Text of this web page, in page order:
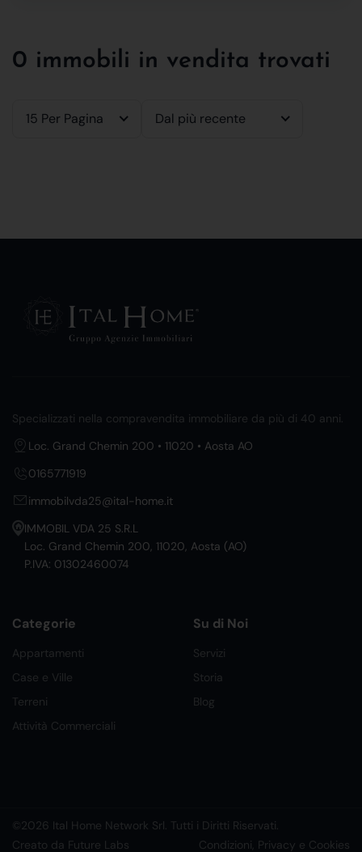
0 immobili in vendita trovati
15 Per Pagina Dal più recente
Specializzati nella compravendita immobiliare da più di 40 anni.
Loc. Grand Chemin 200 • 11020 • Aosta AO
0165771919
immobilvda25@ital-home.it
IMMOBIL VDA 25 S.R.L
Loc. Grand Chemin 200, 11020, Aosta (AO)
P.IVA: 01302460074
Categorie
Appartamenti
Case e Ville
Terreni
Attività Commerciali
Su di Noi
Servizi
Storia
Blog
©2026 Ital Home Network Srl. Tutti i Diritti Riservati.
Creato da Future Labs
Condizioni, Privacy e Cookies